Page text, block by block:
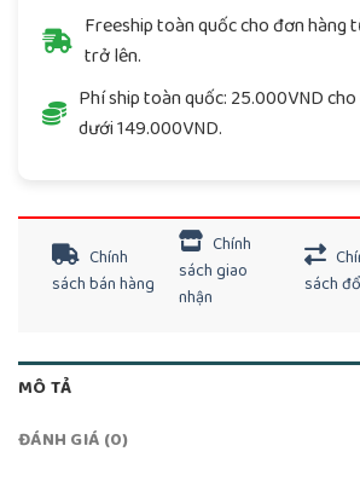
Freeship toàn quốc cho đơn hàng
trở lên.
Phí ship toàn quốc: 25.000VND
dưới 149.000VND.
Chính
sách bán hàng
Chính
sách giao
nhận
sách
MÔ TẢ
ĐÁNH GIÁ (0)